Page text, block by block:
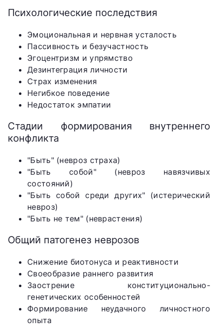
Психологические последствия
Эмоциональная и нервная усталость
Пассивность и безучастность
Эгоцентризм и упрямство
Дезинтеграция личности
Страх изменения
Негибкое поведение
Недостаток эмпатии
Стадии формирования внутреннего
конфликта
"Быть" (невроз страха)
"Быть собой" (невроз навязчивых
состояний)
"Быть собой среди других" (истерический
невроз)
"Быть не тем" (неврастения)
Общий патогенез неврозов
Снижение биотонуса и реактивности
Своеобразие раннего развития
Заострение конституционально-
генетических особенностей
Формирование неудачного личностного
опыта